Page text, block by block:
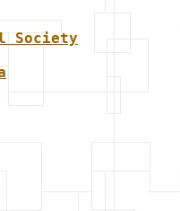
Society